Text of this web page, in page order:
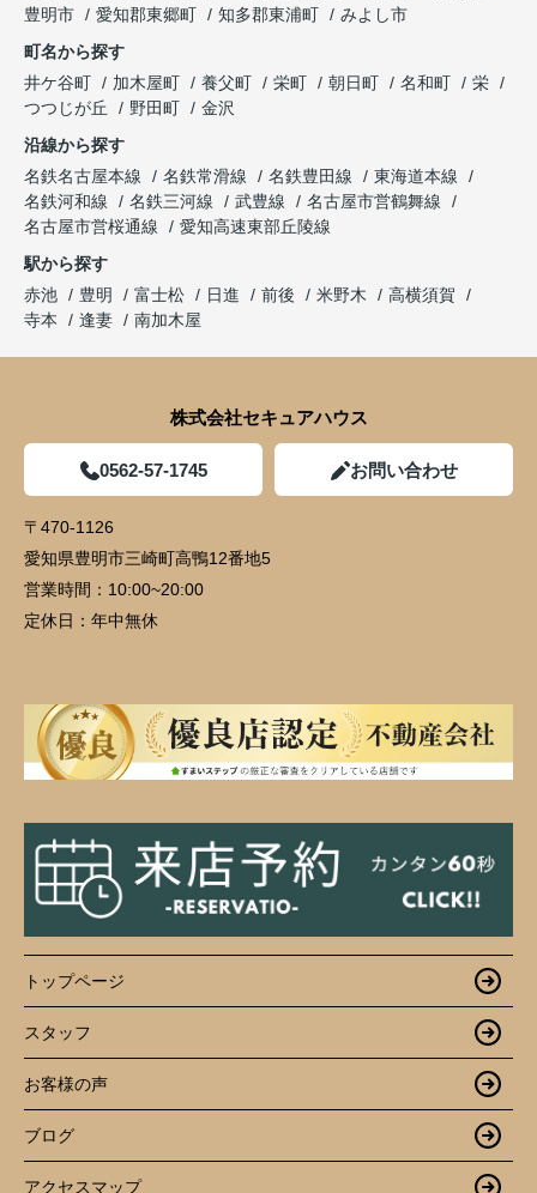
豊明市
愛知郡東郷町 知多郡東浦町
みよし市
町名から探す
井ケ谷町
加木屋町 養父町 栄町 朝日町 名和町
栄
つつじが丘
野田町
金沢
沿線から探す
名鉄名古屋本線
名鉄常滑線 名鉄豊田線
東海道本線
名鉄河和線
名鉄三河線 武豊線
名古屋市営鶴舞線
名古屋市営桜通線
愛知高速東部丘陵線
駅から探す
赤池
豊明 富士松 日進 前後 米野木
高横須賀
寺本
逢妻 南加木屋
株式会社セキュアハウス
0562-57-1745 お問い合わせ
〒470-1126
愛知県豊明市三崎町高鴨12番地5
営業時間： 10:00~20:00
定休日： 年中無休
トップページ
スタッフ
お客様の声
ブログ
アクセスマップ